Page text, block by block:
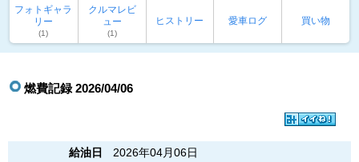
フォトギャラ
リー
(1)
クルマレビ
ュー
(1)
ヒストリー 愛車ログ 買い物
燃費記録 2026/04/06
給油日
2026年04月06日